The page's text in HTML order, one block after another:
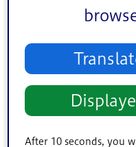
After 10 seconds, you